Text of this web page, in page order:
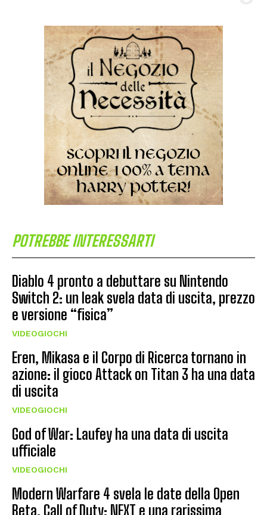
POTREBBE INTERESSARTI
Diablo 4 pronto a debuttare su Nintendo
Switch 2: un leak svela data di uscita, prezzo
e versione “fisica”
VIDEOGIOCHI
Eren, Mikasa e il Corpo di Ricerca tornano in
azione: il gioco Attack on Titan 3 ha una data
di uscita
VIDEOGIOCHI
God of War: Laufey ha una data di uscita
ufficiale
VIDEOGIOCHI
Modern Warfare 4 svela le date della Open
Beta, Call of Duty: NEXT e una rarissima